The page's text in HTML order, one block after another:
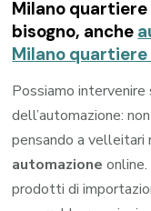
Milano quartiere
bisogno, anche
Milano quartiere
Possiamo intervenire
dell’automazione:
pensando a velleitari
automazione online.
prodotti di